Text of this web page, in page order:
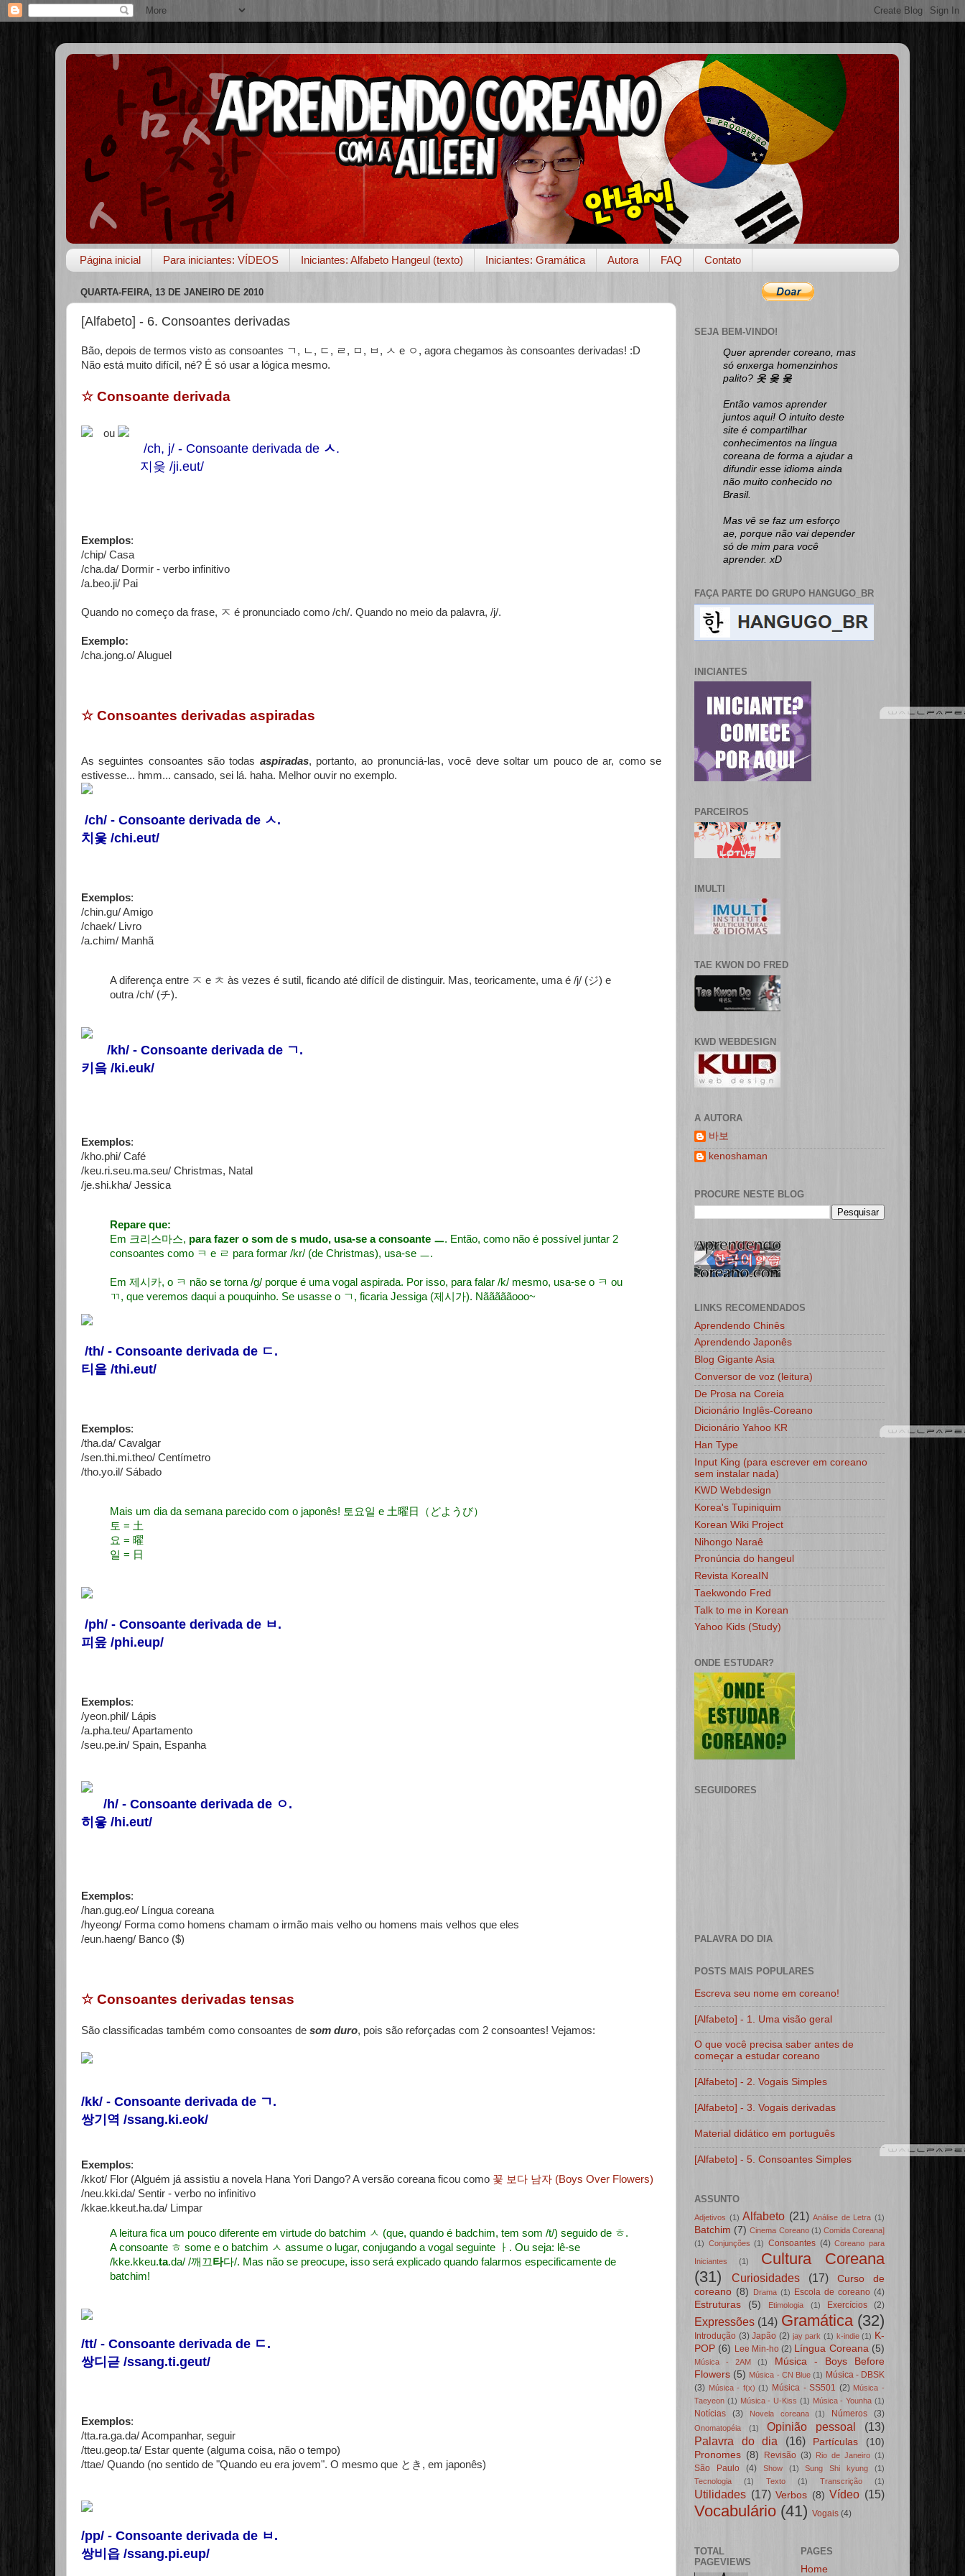
Página inicial Para iniciantes: VÍDEOS Iniciantes: Alfabeto Hangeul (texto) Iniciantes: Gramática Autora FAQ Contato
QUARTA-FEIRA, 13 DE JANEIRO DE 2010
[Alfabeto] - 6. Consoantes derivadas
Bão, depois de termos visto as consoantes ㄱ, ㄴ, ㄷ, ㄹ, ㅁ, ㅂ, ㅅ e ㅇ, agora chegamos às consoantes derivadas! :D
Não está muito difícil, né? É só usar a lógica mesmo.
☆ Consoante derivada
ou
/ch, j/ - Consoante derivada de ㅅ.
지읒 /ji.eut/
Exemplos:
/chip/ Casa
/cha.da/ Dormir - verbo infinitivo
/a.beo.ji/ Pai
Quando no começo da frase, ㅈ é pronunciado como /ch/. Quando no meio da palavra, /j/.
Exemplo:
/cha.jong.o/ Aluguel
☆ Consoantes derivadas aspiradas
As seguintes consoantes são todas aspiradas, portanto, ao pronunciá-las, você deve soltar um pouco de ar, como se
estivesse... hmm... cansado, sei lá. haha. Melhor ouvir no exemplo.
/ch/ - Consoante derivada de ㅅ.
치읓 /chi.eut/
Exemplos:
/chin.gu/ Amigo
/chaek/ Livro
/a.chim/ Manhã
A diferença entre ㅈ e ㅊ às vezes é sutil, ficando até difícil de distinguir. Mas, teoricamente, uma é /j/ (ジ) e
outra /ch/ (チ).
/kh/ - Consoante derivada de ㄱ .
키읔 /ki.euk/
Exemplos:
/kho.phi/ Café
/keu.ri.seu.ma.seu/ Christmas, Natal
/je.shi.kha/ Jessica
Repare que:
Em 크리스마스, para fazer o som de s mudo, usa-se a consoante ㅡ. Então, como não é possível juntar 2
consoantes como ㅋ e ㄹ para formar /kr/ (de Christmas), usa-se ㅡ.
Em 제시카, o ㅋ não se torna /g/ porque é uma vogal aspirada. Por isso, para falar /k/ mesmo, usa-se o ㅋ ou
ㄲ, que veremos daqui a pouquinho. Se usasse o ㄱ, ficaria Jessiga (제시가). Nãããããooo~
/th/ - Consoante derivada de ㄷ .
티읕 /thi.eut/
Exemplos:
/tha.da/ Cavalgar
/sen.thi.mi.theo/ Centímetro
/tho.yo.il/ Sábado
Mais um dia da semana parecido com o japonês! 토요일 e 土曜日（どようび）
토 = 土
요 = 曜
일 = 日
/ph/ - Consoante derivada de ㅂ .
피읖 /phi.eup/
Exemplos:
/yeon.phil/ Lápis
/a.pha.teu/ Apartamento
/seu.pe.in/ Spain, Espanha
/h/ - Consoante derivada de ㅇ .
히읗 /hi.eut/
Exemplos:
/han.gug.eo/ Língua coreana
/hyeong/ Forma como homens chamam o irmão mais velho ou homens mais velhos que eles
/eun.haeng/ Banco ($)
☆ Consoantes derivadas tensas
São classificadas também como consoantes de som duro, pois são reforçadas com 2 consoantes! Vejamos:
/kk/ - Consoante derivada de ㄱ .
쌍기역 /ssang.ki.eok/
Exemplos:
/kkot/ Flor (Alguém já assistiu a novela Hana Yori Dango? A versão coreana ficou como 꽃 보다 남자 (Boys Over Flowers)
/neu.kki.da/ Sentir - verbo no infinitivo
/kkae.kkeut.ha.da/ Limpar
A leitura fica um pouco diferente em virtude do batchim ㅅ (que, quando é badchim, tem som /t/) seguido de ㅎ.
A consoante ㅎ some e o batchim ㅅ assume o lugar, conjugando a vogal seguinte ㅏ. Ou seja: lê-se
/kke.kkeu.ta.da/ /깨끄타다/. Mas não se preocupe, isso será explicado quando falarmos especificamente de
batchim!
/tt/ - Consoante derivada de ㄷ .
쌍디귿 /ssang.ti.geut/
Exemplos:
/tta.ra.ga.da/ Acompanhar, seguir
/tteu.geop.ta/ Estar quente (alguma coisa, não o tempo)
/ttae/ Quando (no sentido de "Quando eu era jovem". O mesmo que とき, em japonês)
/pp/ - Consoante derivada de ㅂ .
쌍비읍 /ssang.pi.eup/
SEJA BEM-VINDO!
Quer aprender coreano, mas
só enxerga homenzinhos
palito? 옷 옺 웆
Então vamos aprender
juntos aqui! O intuito deste
site é compartilhar
conhecimentos na língua
coreana de forma a ajudar a
difundir esse idioma ainda
não muito conhecido no
Brasil.
Mas vê se faz um esforço
ae, porque não vai depender
só de mim para você
aprender. xD
FAÇA PARTE DO GRUPO HANGUGO_BR
INICIANTES
PARCEIROS
IMULTI
TAE KWON DO FRED
KWD WEBDESIGN
A AUTORA
바보
kenoshaman
PROCURE NESTE BLOG
LINKS RECOMENDADOS
Aprendendo Chinês
Aprendendo Japonês
Blog Gigante Asia
Conversor de voz (leitura)
De Prosa na Coreia
Dicionário Inglês-Coreano
Dicionário Yahoo KR
Han Type
Input King (para escrever em coreano
sem instalar nada)
KWD Webdesign
Korea's Tupiniquim
Korean Wiki Project
Nihongo Naraê
Pronúncia do hangeul
Revista KoreaIN
Taekwondo Fred
Talk to me in Korean
Yahoo Kids (Study)
ONDE ESTUDAR?
SEGUIDORES
PALAVRA DO DIA
POSTS MAIS POPULARES
Escreva seu nome em coreano!
[Alfabeto] - 1. Uma visão geral
O que você precisa saber antes de
começar a estudar coreano
[Alfabeto] - 2. Vogais Simples
[Alfabeto] - 3. Vogais derivadas
Material didático em português
[Alfabeto] - 5. Consoantes Simples
ASSUNTO
Adjetivos (1) Alfabeto (21) Análise de Letra (1)
Batchim (7) Cinema Coreano (1) Comida Coreana]
(1) Conjunções (1) Consoantes (4) Coreano para
Iniciantes (1)
Cultura Coreana
(31)
Curiosidades (17)
Curso de
coreano (8) Drama (1) Escola de coreano (4)
Estruturas (5) Etimologia (1) Exercícios (2)
Expressões (14) Gramática (32)
Introdução (3) Japão (2) jay park (1) k-indie (1) K-
POP (6) Lee Min-ho (2) Língua Coreana (5)
Música - 2AM (1)
Música - Boys Before
Flowers (5) Música - CN Blue (1) Música - DBSK
(3) Música - f(x) (1) Música - SS501 (2) Música -
Taeyeon (1) Música - U-Kiss (1) Música - Younha (1)
Notícias (3) Novela coreana (1) Números (3)
Onomatopéia (1) Opinião pessoal
(13)
Palavra do dia
(16) Partículas
(10)
Pronomes (8) Revisão (3) Rio de Janeiro (1)
São Paulo (4) Show (1) Sung Shi kyung
(1)
Tecnologia
(1) Texto (1) Transcrição (1)
Utilidades (17) Verbos (8) Vídeo (15)
Vocabulário (41) Vogais (4)
TOTAL
PAGEVIEWS
PAGES
Home